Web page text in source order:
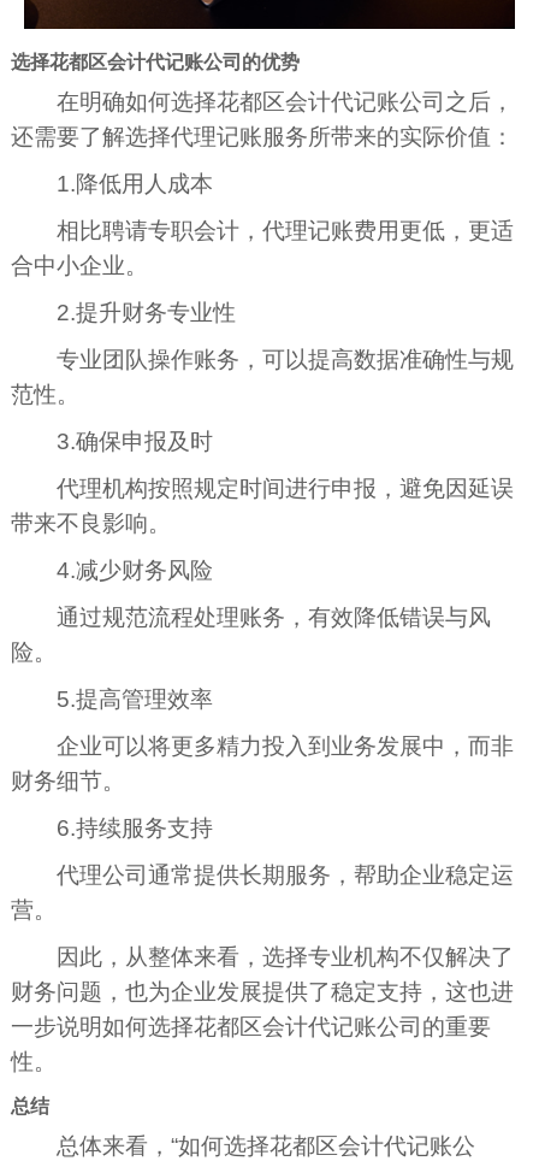
选择花都区会计代记账公司的优势
在明确如何选择花都区会计代记账公司之后，
还需要了解选择代理记账服务所带来的实际价值：
1.降低用人成本
相比聘请专职会计，代理记账费用更低，更适
合中小企业。
2.提升财务专业性
专业团队操作账务，可以提高数据准确性与规
范性。
3.确保申报及时
代理机构按照规定时间进行申报，避免因延误
带来不良影响。
4.减少财务风险
通过规范流程处理账务，有效降低错误与风
险。
5.提高管理效率
企业可以将更多精力投入到业务发展中，而非
财务细节。
6.持续服务支持
代理公司通常提供长期服务，帮助企业稳定运
营。
因此，从整体来看，选择专业机构不仅解决了
财务问题，也为企业发展提供了稳定支持，这也进
一步说明如何选择花都区会计代记账公司的重要
性。
总结
总体来看，“如何选择花都区会计代记账公